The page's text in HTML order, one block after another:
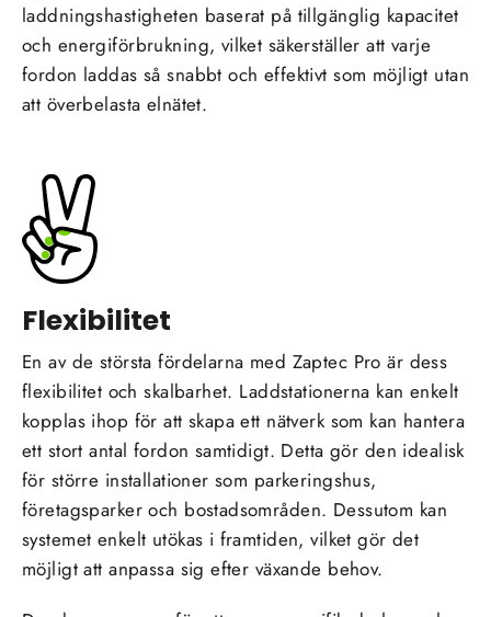
laddningshastigheten baserat på tillgänglig kapacitet
och energiförbrukning, vilket säkerställer att varje
fordon laddas så snabbt och effektivt som möjligt utan
att överbelasta elnätet.
Flexibilitet
En av de största fördelarna med Zaptec Pro är dess
flexibilitet och skalbarhet. Laddstationerna kan enkelt
kopplas ihop för att skapa ett nätverk som kan hantera
ett stort antal fordon samtidigt. Detta gör den idealisk
för större installationer som parkeringshus,
företagsparker och bostadsområden. Dessutom kan
systemet enkelt utökas i framtiden, vilket gör det
möjligt att anpassa sig efter växande behov.